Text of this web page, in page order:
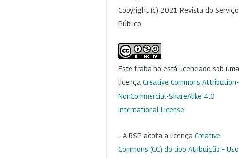
Copyright (c) 2021 Revista do Serviço
Público
Este trabalho está licenciado sob uma
licença Creative Commons Attribution-
NonCommercial-ShareAlike 4.0
International License
- A RSP adota a licença Creative
Commons (CC) do tipo Atribuição – Uso